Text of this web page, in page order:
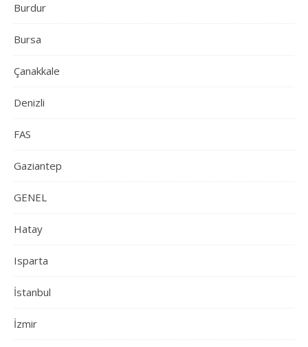
Burdur
Bursa
Çanakkale
Denizli
FAS
Gaziantep
GENEL
Hatay
Isparta
İstanbul
İzmir